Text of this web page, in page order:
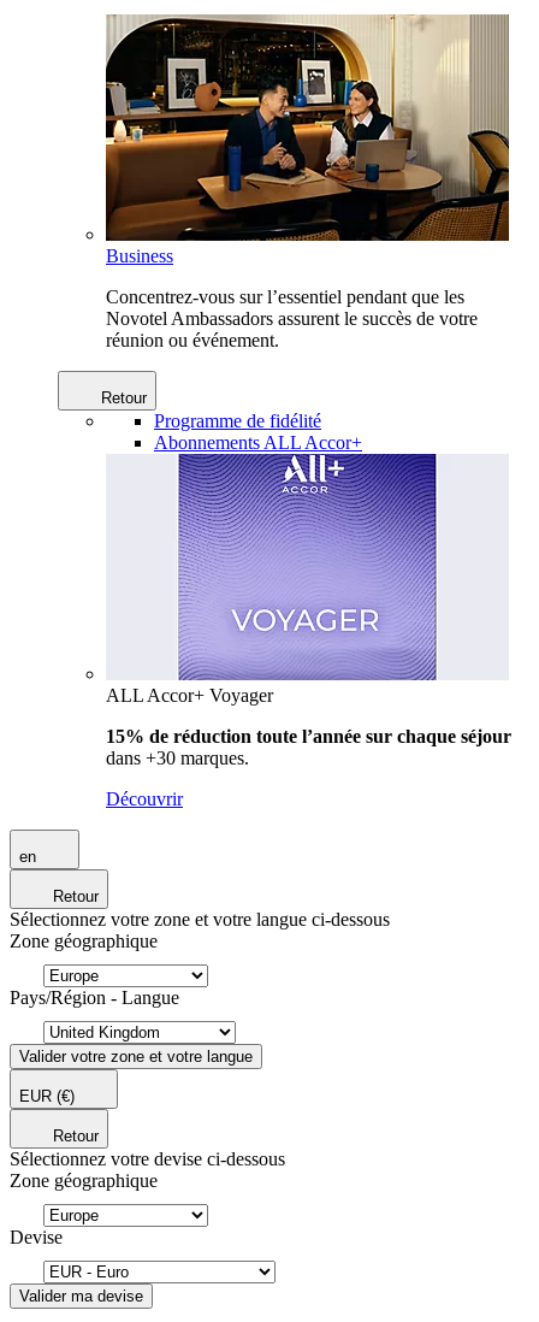
Business
Concentrez-vous sur l’essentiel pendant que les
Novotel Ambassadors assurent le succès de votre
réunion ou événement.
Retour
Programme de fidélité
Abonnements ALL Accor+
ALL Accor+ Voyager
15% de réduction toute l’année sur chaque séjour
dans +30 marques.
Découvrir
en
Retour
Sélectionnez votre zone et votre langue ci-dessous
Zone géographique
Pays/Région - Langue
Valider votre zone et votre langue
EUR (€)
Retour
Sélectionnez votre devise ci-dessous
Zone géographique
Devise
Valider ma devise